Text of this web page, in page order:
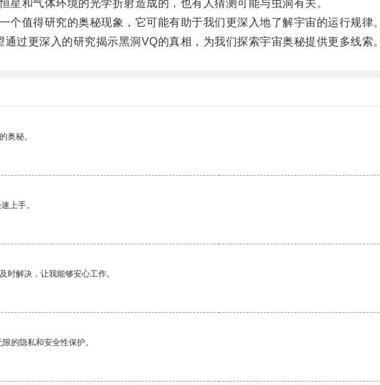
和气体环境的光学折射造成的，也有人猜测可能与虫洞有关。
值得研究的奥秘现象，它可能有助于我们更深入地了解宇宙的运行规律。
更深入的研究揭示黑洞VQ的真相，为我们探索宇宙奥秘提供更多线索。
奥秘。
上手。
时解决，让我能够安心工作。
的隐私和安全性保护。